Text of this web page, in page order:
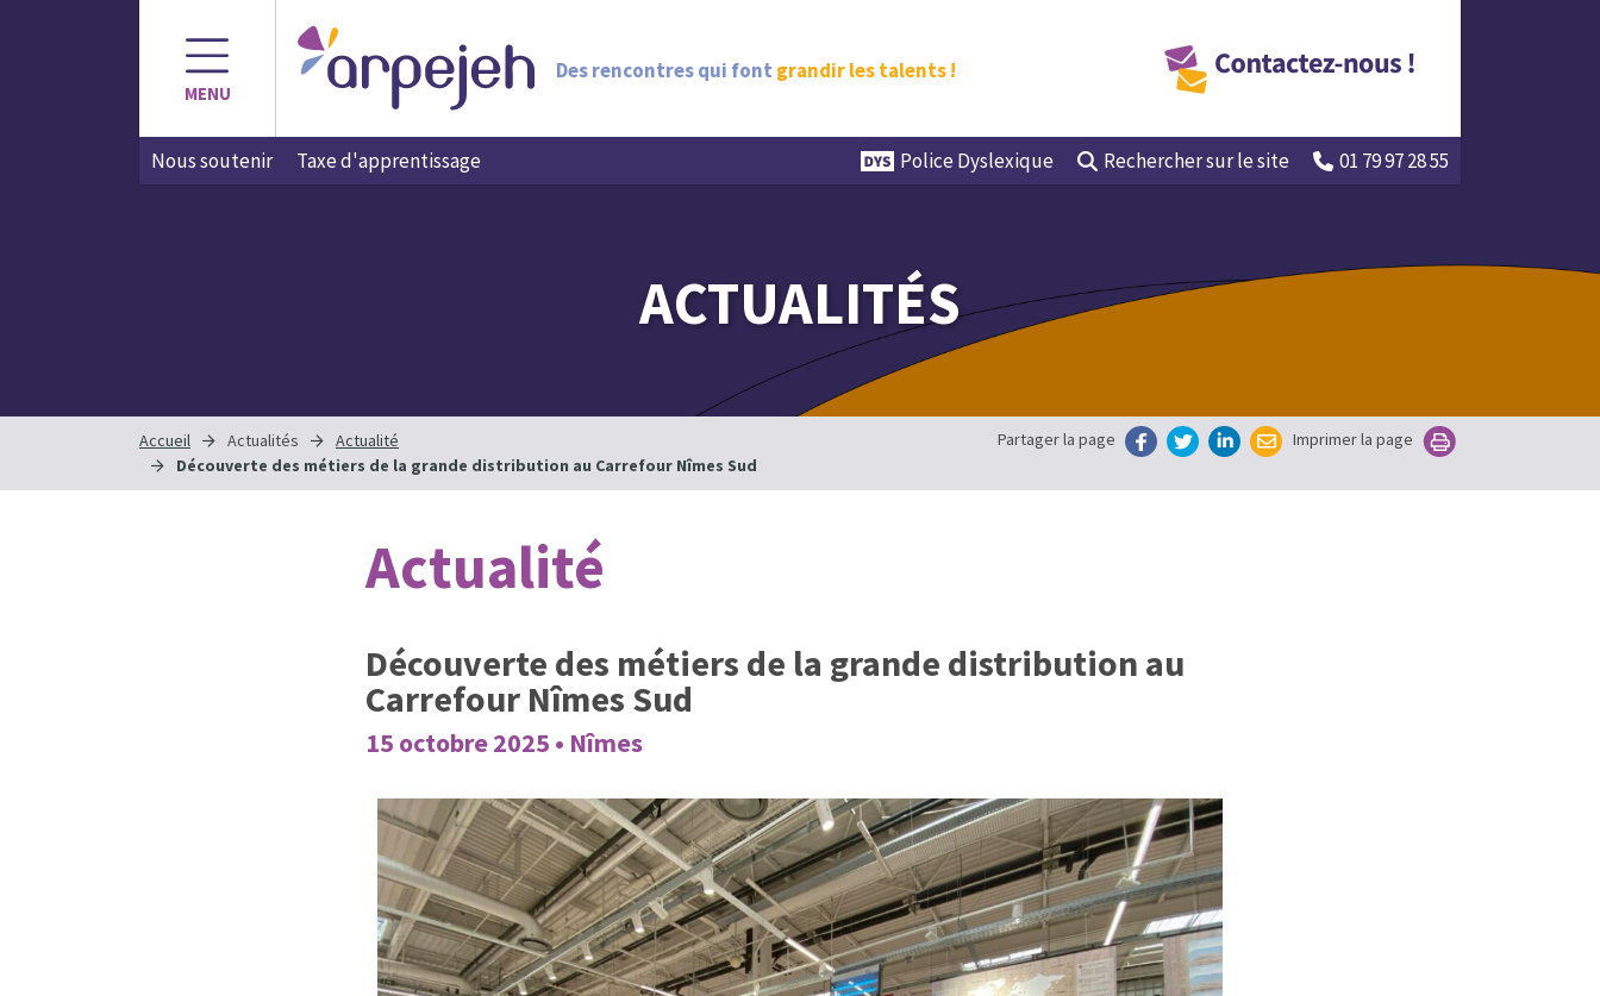
MENU
Des rencontres qui font grandir les talents !
Nous soutenir Taxe d'apprentissage Police Dyslexique Recherchersur le site 01 79 97 28 55
ACTUALITÉS
Accueil Actualités
Actualité
Découverte des métiers de la grande distribution au Carrefour Nîmes Sud
Partager la page Imprimer la page
Actualité
Découverte des métiers de la grande distribution au
Carrefour Nîmes Sud
15 octobre 2025 • Nîmes